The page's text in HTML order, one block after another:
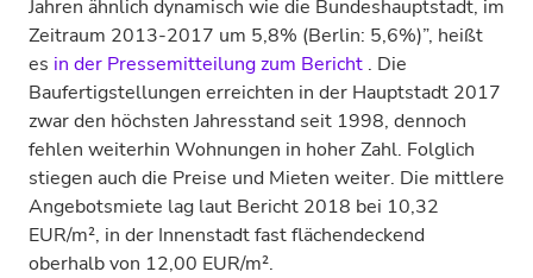
Jahren ähnlich dynamisch wie die Bundeshauptstadt, im
Zeitraum 2013-2017 um 5,8% (Berlin: 5,6%)”, heißt
es in der Pressemitteilung zum Bericht . Die
Baufertigstellungen erreichten in der Hauptstadt 2017
zwar den höchsten Jahresstand seit 1998, dennoch
fehlen weiterhin Wohnungen in hoher Zahl. Folglich
stiegen auch die Preise und Mieten weiter. Die mittlere
Angebotsmiete lag laut Bericht 2018 bei 10,32
EUR/m², in der Innenstadt fast flächendeckend
oberhalb von 12,00 EUR/m².